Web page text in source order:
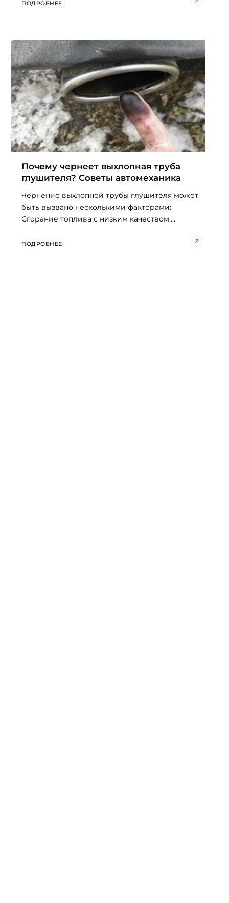
ПОДРОБНЕЕ
Почему чернеет выхлопная труба
глушителя? Советы автомеханика
Чернение выхлопной трубы глушителя может
быть вызвано несколькими факторами:
Сгорание топлива с низким качеством....
ПОДРОБНЕЕ